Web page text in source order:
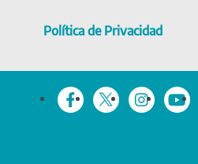
Política de Privacidad